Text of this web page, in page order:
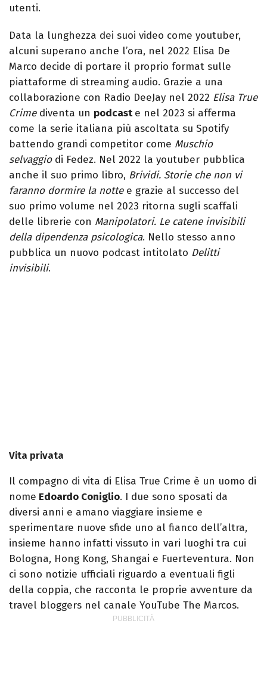
utenti.
Data la lunghezza dei suoi video come youtuber,
alcuni superano anche l’ora, nel 2022 Elisa De
Marco decide di portare il proprio format sulle
piattaforme di streaming audio. Grazie a una
collaborazione con Radio DeeJay nel 2022 Elisa True
Crime diventa un podcaste nel 2023 si afferma
come la serie italiana più ascoltata su Spotify
battendo grandi competitor come Muschio
selvaggiodi Fedez. Nel 2022 la youtuber pubblica
anche il suo primo libro, Brividi. Storie che non vi
faranno dormire la notte e grazie al successo del
suo primo volume nel 2023 ritorna sugli scaffali
delle librerie con Manipolatori. Le catene invisibili
della dipendenza psicologica. Nello stesso anno
pubblica un nuovo podcast intitolato Delitti
invisibili.
Vita privata
Il compagno di vita di Elisa True Crime è un uomo di
nome Edoardo Coniglio. I due sono sposati da
diversi anni e amano viaggiare insieme e
sperimentare nuove sfide uno al fianco dell’altra,
insieme hanno infatti vissuto in vari luoghi tra cui
Bologna, Hong Kong, Shangai e Fuerteventura. Non
ci sono notizie ufficiali riguardo a eventuali figli
della coppia, che racconta le proprie avventure da
travel bloggers nel canale YouTube The Marcos.